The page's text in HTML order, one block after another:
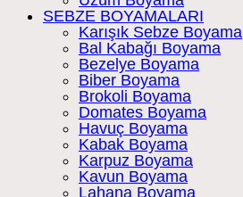
SEBZE BOYAMALARI
Karışık Sebze Boyama
Bal Kabağı Boyama
Bezelye Boyama
Biber Boyama
Brokoli Boyama
Domates Boyama
Havuç Boyama
Kabak Boyama
Karpuz Boyama
Kavun Boyama
Lahana Boyama